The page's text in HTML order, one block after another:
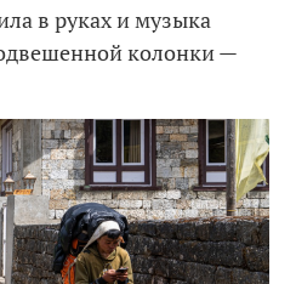
в руках и музыка
колонки —